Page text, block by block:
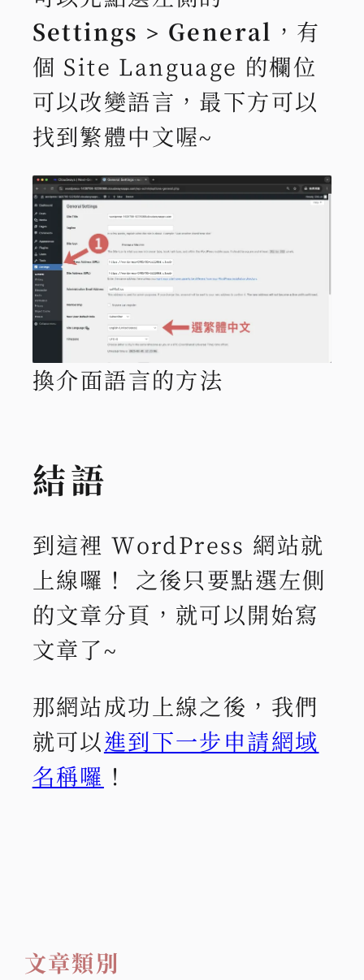
Settings > General ，有
個 Site Language 的欄位
可以改變語言，最下方可以
找到繁體中文喔~
換介面語言的方法
結語
到這裡 WordPress 網站就
上線囉！ 之後只要點選左側
的文章分頁，就可以開始寫
文章了~
那網站成功上線之後，我們
就可以進到下一步申請網域
名稱囉 ！
文章類別